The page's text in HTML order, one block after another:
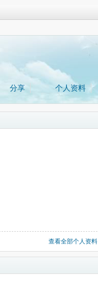
分享 个人资料
查看全部个人资料